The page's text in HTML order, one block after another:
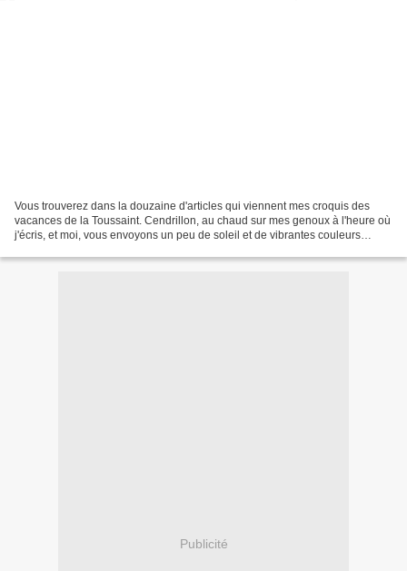
Vous trouverez dans la douzaine d'articles qui viennent mes croquis des
vacances de la Toussaint. Cendrillon, au chaud sur mes genoux à l'heure où
j'écris, et moi, vous envoyons un peu de soleil et de vibrantes couleurs
Publicité